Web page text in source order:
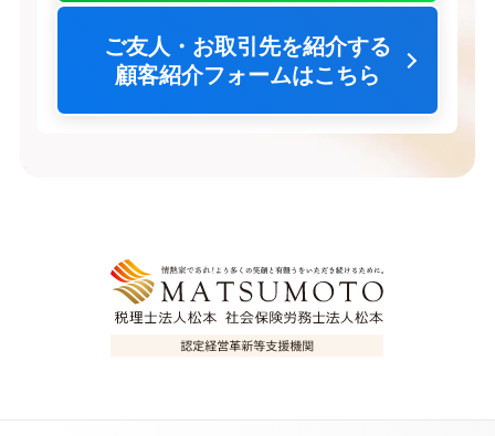
ご友人・お取引先を紹介する
顧客紹介フォームはこちら